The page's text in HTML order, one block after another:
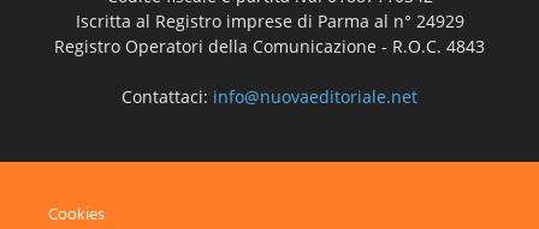
Iscritta al Registro imprese di Parma al n° 24929
Registro Operatori della Comunicazione - R.O.C. 4843
Contattaci: info@nuovaeditoriale.net
Cookies